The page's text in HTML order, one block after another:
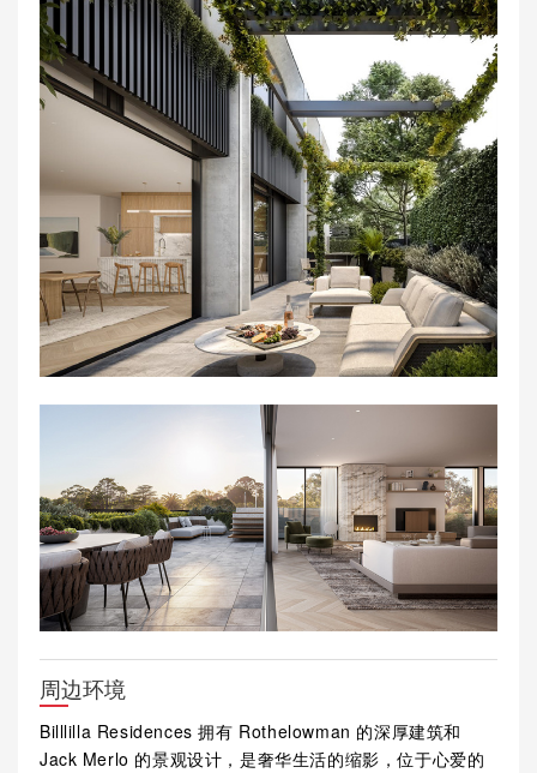
周边环境
Billlilla Residences 拥有 Rothelowman 的深厚建筑和
Jack Merlo 的景观设计，是奢华生活的缩影，位于心爱的